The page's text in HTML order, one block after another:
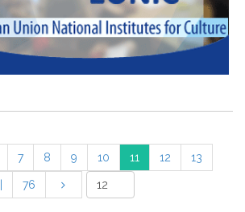
7 8 9 10 11 12 13
76